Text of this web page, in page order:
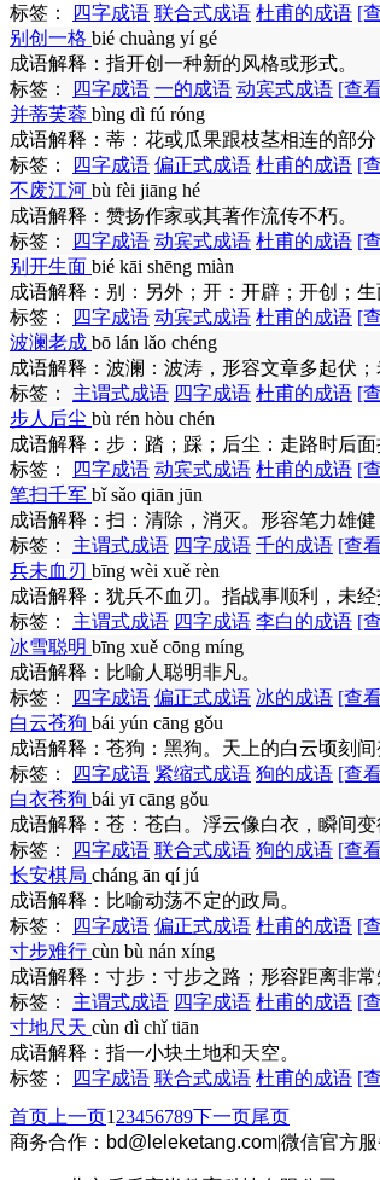
标签：
四字成语 联合式成语 杜甫的成语 [
别创一格 bié chuàng yí gé
成语解释： 指开创一种新的风格或形式。
标签：
四字成语 一的成语 动宾式成语 [查
并蒂芙蓉 bìng dì fú róng
成语解释： 蒂：花或瓜果跟枝茎相连的部
标签：
四字成语 偏正式成语 杜甫的成语 [
不废江河 bù fèi jiāng hé
成语解释： 赞扬作家或其著作流传不朽。
标签：
四字成语 动宾式成语 杜甫的成语 [
别开生面 bié kāi shēng miàn
成语解释： 别：另外；开：开辟；开创；
标签：
四字成语 动宾式成语 杜甫的成语 [
波澜老成 bō lán lǎo chéng
成语解释： 波澜：波涛，形容文章多起伏
标签： 主谓式成语 四字成语 杜甫的成语 [
步人后尘 bù rén hòu chén
成语解释： 步：踏；踩；后尘：走路时后
标签：
四字成语 动宾式成语 杜甫的成语 [
笔扫千军 bǐ sǎo qiān jūn
成语解释： 扫：清除，消灭。形容笔力雄
标签： 主谓式成语 四字成语 千的成语 [查
兵未血刃 bīng wèi xuě rèn
成语解释： 犹兵不血刃。指战事顺利，未经
标签： 主谓式成语 四字成语 李白的成语 [
冰雪聪明 bīng xuě cōng míng
成语解释： 比喻人聪明非凡。
标签：
四字成语 偏正式成语 冰的成语 [查
白云苍狗 bái yún cāng gǒu
成语解释： 苍狗：黑狗。天上的白云顷刻
标签：
四字成语 紧缩式成语 狗的成语 [查
白衣苍狗 bái yī cāng gǒu
成语解释： 苍：苍白。浮云像白衣，瞬间
标签：
四字成语 联合式成语 狗的成语 [查
长安棋局 cháng ān qí jú
成语解释： 比喻动荡不定的政局。
标签：
四字成语 偏正式成语 杜甫的成语 [
寸步难行 cùn bù nán xíng
成语解释： 寸步：寸步之路；形容距离非
标签： 主谓式成语 四字成语 杜甫的成语 [
寸地尺天 cùn dì chǐ tiān
成语解释： 指一小块土地和天空。
标签：
四字成语 联合式成语 杜甫的成语 [
首页 上一页1 23456789下一页尾页
商务合作： bd@leleketang.com|微信官方